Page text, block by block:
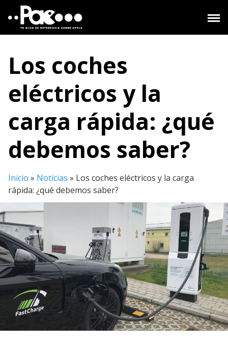
Saltar
contenido
Los coches
eléctricos y la
carga rápida: ¿qué
debemos saber?
Inicio » Noticias » Los coches eléctricos y la carga
rápida: ¿qué debemos saber?